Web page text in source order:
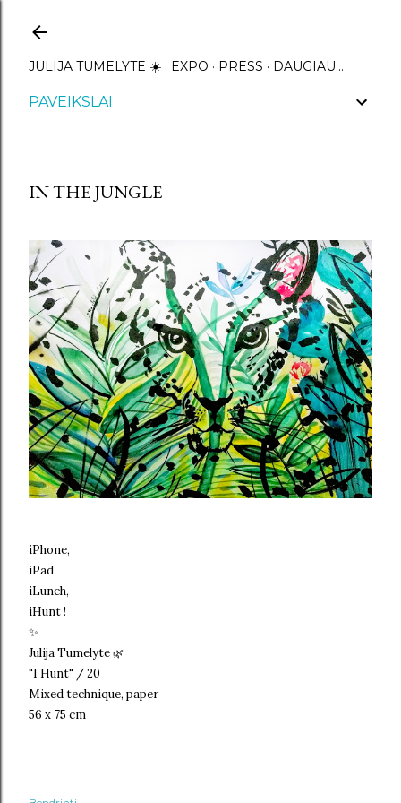
JULIJA TUMELYTE ☀️ EXPO PRESS DAUGIAU…
PAVEIKSLAI
IN THE JUNGLE
iPhone,
iPad,
iLunch, -
iHunt !
✨
Julija Tumelyte 🌿
"I Hunt" / 20
Mixed technique, paper
56 x 75 cm